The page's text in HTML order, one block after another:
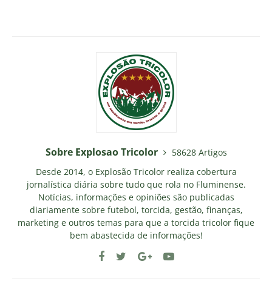
Sobre Explosao Tricolor
58628 Artigos
Desde 2014, o Explosão Tricolor realiza cobertura
jornalística diária sobre tudo que rola no Fluminense.
Notícias, informações e opiniões são publicadas
diariamente sobre futebol, torcida, gestão, finanças,
marketing e outros temas para que a torcida tricolor fique
bem abastecida de informações!